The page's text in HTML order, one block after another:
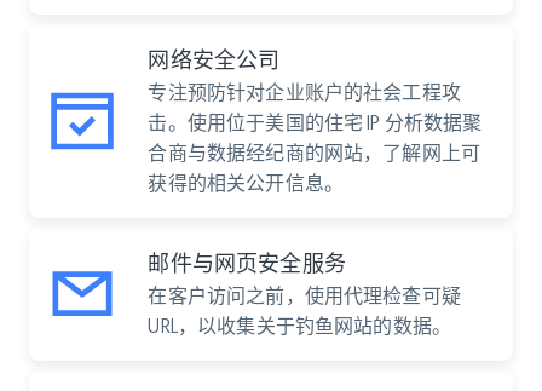
网络安全公司
专注预防针对企业账户的社会工程攻
击。使用位于美国的住宅 IP 分析数据聚
合商与数据经纪商的网站，了解网上可
获得的相关公开信息。
邮件与网页安全服务
在客户访问之前，使用代理检查可疑
URL，以收集关于钓鱼网站的数据。